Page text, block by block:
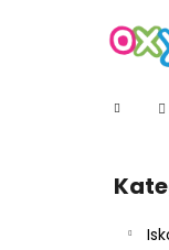
Vissza
Vissza